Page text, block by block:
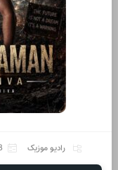
رادیو موزیک 18